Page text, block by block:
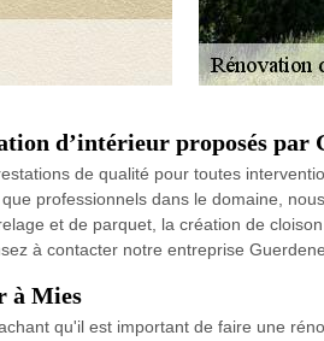
d’intérieur proposés par
de qualité pour toutes
professionnels dans le domaine,
et de parquet, la création de
à contacter notre entreprise
à Mies
qu'il est important de faire une